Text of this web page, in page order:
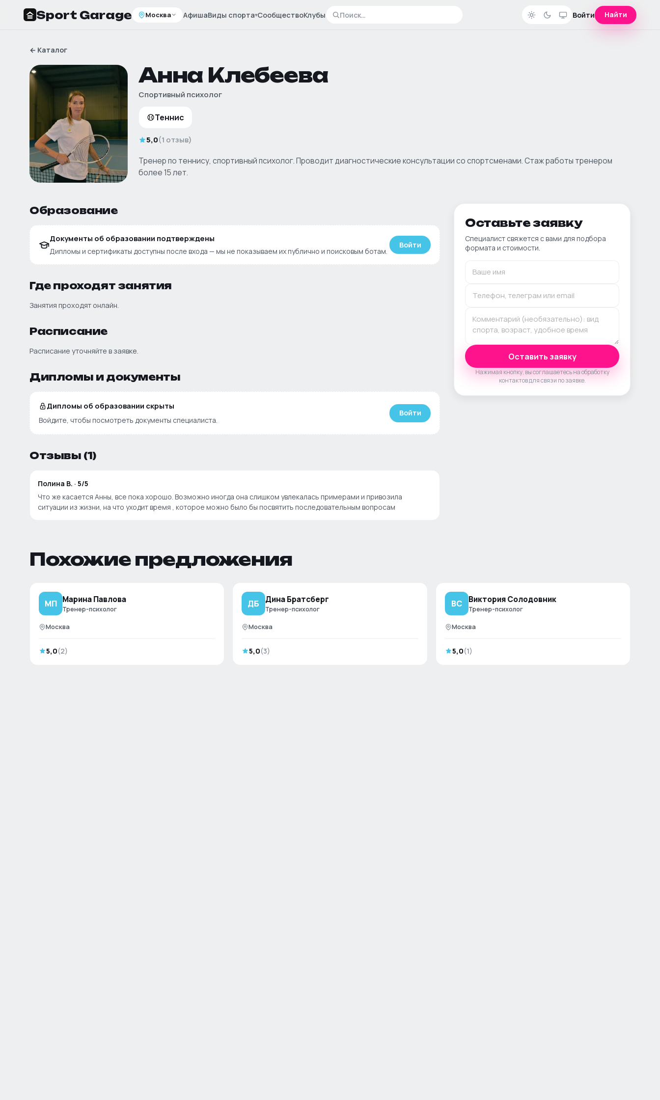
Sport Garage Москва АфишаВиды спорта▾СообществоКлубы Войти Найти
← Каталог
Анна Клебеева
Спортивный психолог
Теннис
5,0(1 отзыв)
Тренер по теннису, спортивный психолог. Проводит диагностические консультации со спортсменами. Стаж работы тренером
более 15 лет.
Образование
Документы об образовании подтверждены
Дипломы и сертификаты доступны после входа — мы не показываем их публично и поисковым ботам.
Войти
Где проходят занятия
Занятия проходят онлайн.
Расписание
Расписание уточняйте в заявке.
Дипломы и документы
Дипломы об образовании скрыты
Войдите, чтобы посмотреть документы специалиста.
Войти
Отзывы (1)
Полина В. · 5/5
Что же касается Анны, все пока хорошо. Возможно иногда она слишком увлекалась примерами и привозила
ситуации из жизни, на что уходит время , которое можно было бы посвятить последовательным вопросам
Оставьте заявку
Специалист свяжется с вами для подбора
формата и стоимости.
Оставить заявку
Нажимая кнопку, вы соглашаетесь на обработку
контактов для связи по заявке.
Похожие предложения
МП Марина Павлова
Тренер-психолог
Москва
5,0(2)
ДБ Дина Братсберг
Тренер-психолог
Москва
5,0(3)
ВС Виктория Солодовник
Тренер-психолог
Москва
5,0(1)